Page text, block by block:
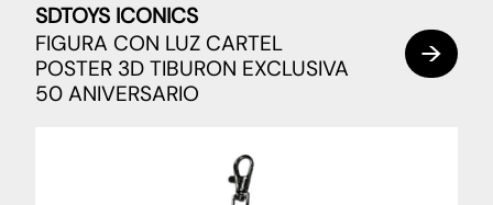
SDTOYS ICONICS
FIGURA CON LUZ CARTEL
POSTER 3D TIBURON EXCLUSIVA
50 ANIVERSARIO